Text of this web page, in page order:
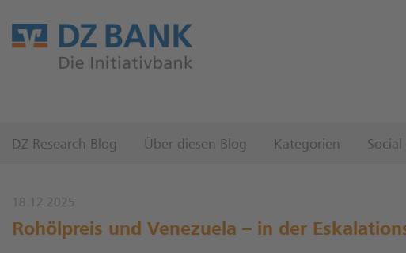
DZ Research Blog Über diesen Blog Kategorien
18.12.2025
Rohölpreis und Venezuela – in der